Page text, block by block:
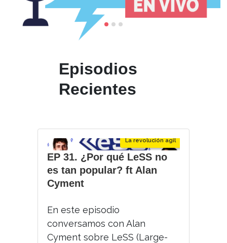
Episodios
Recientes
La revolución agil
EP 31. ¿Por qué LeSS no
es tan popular? ft Alan
Cyment
En este episodio
conversamos con Alan
Cyment sobre LeSS (Large-